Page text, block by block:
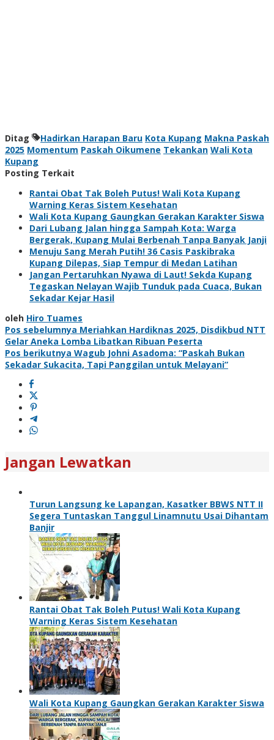
Ditag Hadirkan Harapan Baru Kota Kupang Makna Paskah
2025 Momentum Paskah Oikumene Tekankan Wali Kota
Kupang
Posting Terkait
Rantai Obat Tak Boleh Putus! Wali Kota Kupang
Warning Keras Sistem Kesehatan
Wali Kota Kupang Gaungkan Gerakan Karakter Siswa
Dari Lubang Jalan hingga Sampah Kota: Warga
Bergerak, Kupang Mulai Berbenah Tanpa Banyak Janji
Menuju Sang Merah Putih! 36 Casis Paskibraka
Kupang Dilepas, Siap Tempur di Medan Latihan
Jangan Pertaruhkan Nyawa di Laut! Sekda Kupang
Tegaskan Nelayan Wajib Tunduk pada Cuaca, Bukan
Sekadar Kejar Hasil
oleh Hiro Tuames
Navigasi
pos
Pos sebelumnya Meriahkan Hardiknas 2025, Disdikbud NTT
Gelar Aneka Lomba Libatkan Ribuan Peserta
Pos berikutnya Wagub Johni Asadoma: “Paskah Bukan
Sekadar Sukacita, Tapi Panggilan untuk Melayani”
Jangan Lewatkan
Turun Langsung ke Lapangan, Kasatker BBWS NTT II
Segera Tuntaskan Tanggul Linamnutu Usai Dihantam
Banjir
Rantai Obat Tak Boleh Putus! Wali Kota Kupang
Warning Keras Sistem Kesehatan
Wali Kota Kupang Gaungkan Gerakan Karakter Siswa